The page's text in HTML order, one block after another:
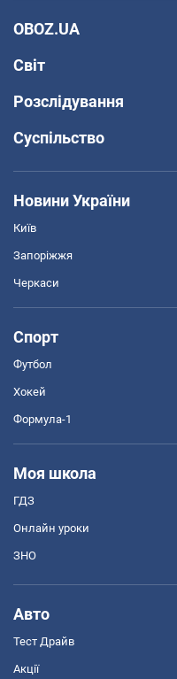
OBOZ.UA
Світ
Розслідування
Суспільство
Новини України
Київ
Запоріжжя
Черкаси
Спорт
Футбол
Хокей
Формула-1
Моя школа
ГДЗ
Онлайн уроки
ЗНО
Авто
Тест Драйв
Акції